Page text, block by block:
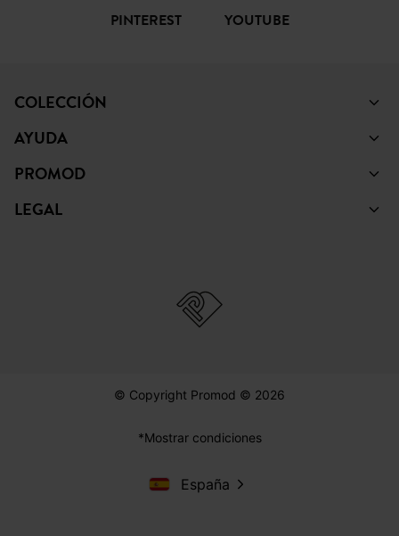
PINTEREST YOUTUBE
COLECCIÓN
AYUDA
PROMOD
LEGAL
© Copyright Promod © 2026
*Mostrar condiciones
España